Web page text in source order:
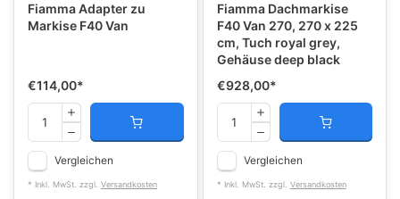
Fiamma Adapter zu
Markise F40 Van
€114,00*
Vergleichen
* Inkl. MwSt. zzgl. Versandkosten
Fiamma Dachmarkise
F40 Van 270, 270 x 225
cm, Tuch royal grey,
Gehäuse deep black
€928,00*
Vergleichen
* Inkl. MwSt. zzgl. Versandkosten